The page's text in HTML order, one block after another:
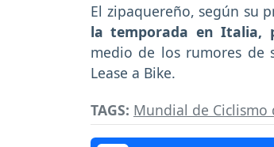
El zipaquereño, según su
la temporada en Italia,
medio de los rumores de
Lease a Bike.
TAGS: Mundial de Ciclismo